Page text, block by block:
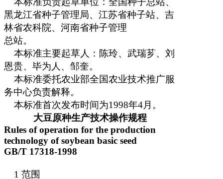
黑龙江省种子管理局、江苏省种子站、吉
林省农科院、河南省种子管理
总站。
本标准主要起草人：陈玲、武瑞芗、刘
恩贵、毕为人、邹奎。
本标准委托农业部全国农业技术推广服
务中心负责解释。
本标准首次发布时间为1998年4月。
大豆原种生产技术操作规程
Rules of operation for the production
technology of soybean basic seed
GB/T 17318-1998
1 范围